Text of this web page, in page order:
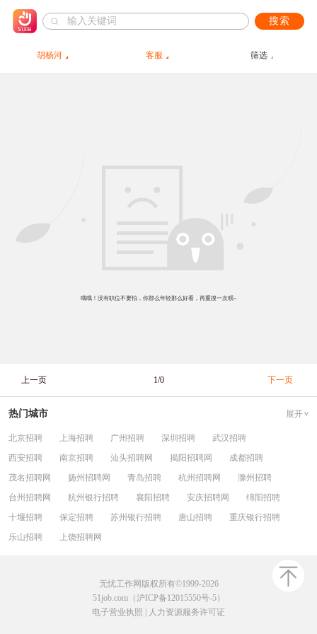
搜索
胡杨河 客服 筛选
哦哦！没有职位不要怕，你那么年轻那么好看，再重搜一次呗~
上一页 1/0 下一页
热门城市 展开
北京招聘 上海招聘 广州招聘 深圳招聘
武汉招聘
西安招聘
南京招聘 汕头招聘网 揭阳招聘网
成都招聘
茂名招聘网
扬州招聘网 青岛招聘 杭州招聘网
滁州招聘
台州招聘网
杭州银行招聘 襄阳招聘 安庆招聘网
绵阳招聘
十堰招聘
保定招聘 苏州银行招聘 唐山招聘
重庆银行招聘
乐山招聘
上饶招聘网
无忧工作网版权所有©1999-2026
51job.com（沪ICP备12015550号-5）
电子营业执照
人力资源服务许可证